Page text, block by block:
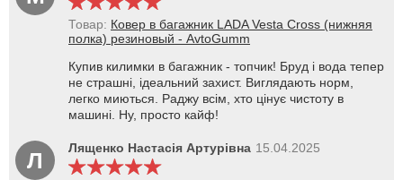
Товар: Ковер в багажник LADA Vesta Cross (нижняя
полка) резиновый - AvtoGumm
Купив килимки в багажник - топчик! Бруд і вода тепер
не страшні, ідеальний захист. Виглядають норм,
легко миються. Раджу всім, хто цінує чистоту в
машині. Ну, просто кайф!
Л Лященко Настасія Артурівна 15.04.2025